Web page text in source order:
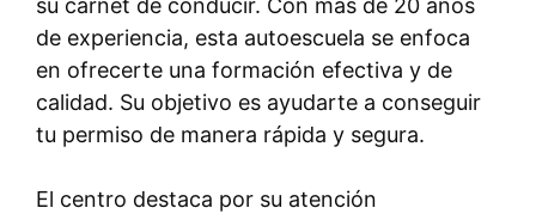
su carnet de conducir. Con más de 20 años
de experiencia, esta autoescuela se enfoca
en ofrecerte una formación efectiva y de
calidad. Su objetivo es ayudarte a conseguir
tu permiso de manera rápida y segura.
El centro destaca por su atención